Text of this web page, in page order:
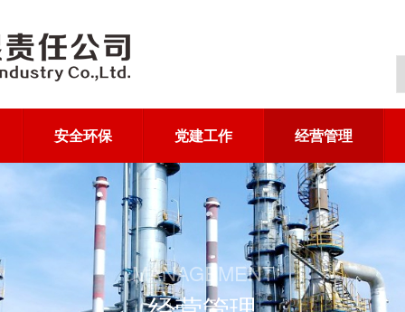
安全环保 党建工作 经营管理
MANAGEMENT